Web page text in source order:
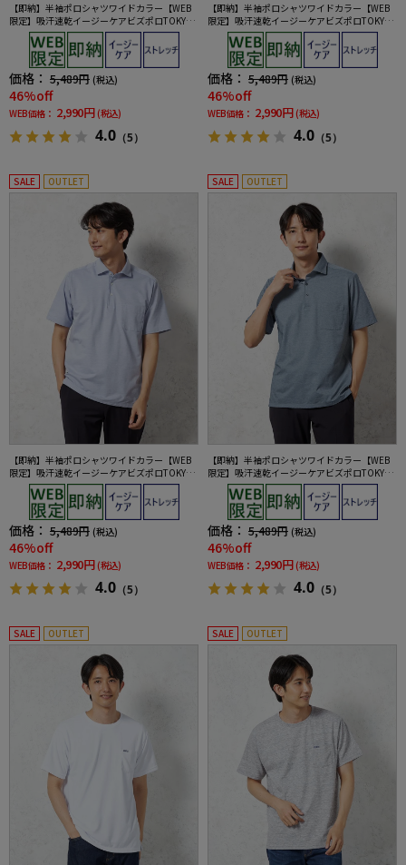
【即納】半袖ポロシャツワイドカラー【WEB
限定】吸汗速乾イージーケアビズポロTOKYOR
UN春夏
価格： 5,489円 (税込)
46%off
WEB価格： 2,990円 (税込)
4.0 （5）
【即納】半袖ポロシャツワイドカラー【WEB
限定】吸汗速乾イージーケアビズポロTOKYOR
UN春夏
価格： 5,489円 (税込)
46%off
WEB価格： 2,990円 (税込)
4.0 （5）
SALE OUTLET
【即納】半袖ポロシャツワイドカラー【WEB
限定】吸汗速乾イージーケアビズポロTOKYOR
UN春夏
価格： 5,489円 (税込)
46%off
WEB価格： 2,990円 (税込)
4.0 （5）
SALE OUTLET
【即納】半袖ポロシャツワイドカラー【WEB
限定】吸汗速乾イージーケアビズポロTOKYOR
UN春夏
価格： 5,489円 (税込)
46%off
WEB価格： 2,990円 (税込)
4.0 （5）
SALE OUTLET SALE OUTLET